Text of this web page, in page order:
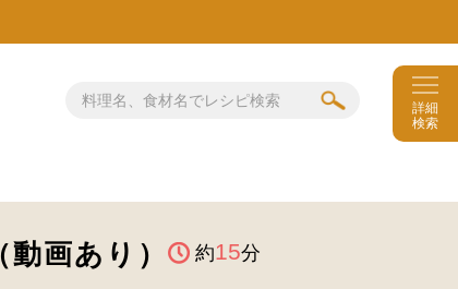
詳細
検索
画あり） 約15分